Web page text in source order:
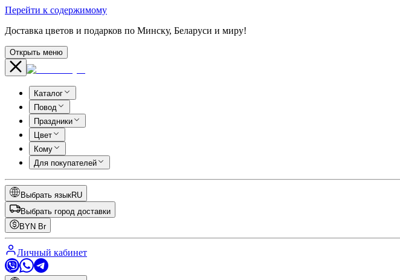
Перейти к содержимому
Доставка цветов и подарков по Минску, Беларуси и миру!
Открыть меню
Каталог
Повод
Праздники
Цвет
Кому
Для покупателей
Выбрать языкRU
Выбрать город доставки
BYN Br
Личный кабинет